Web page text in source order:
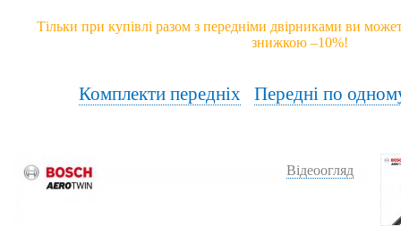
Тільки при купівлі разом з передніми двірниками ви
знижкою –10%!
Комплекти передніх Передні по
Відеоогляд